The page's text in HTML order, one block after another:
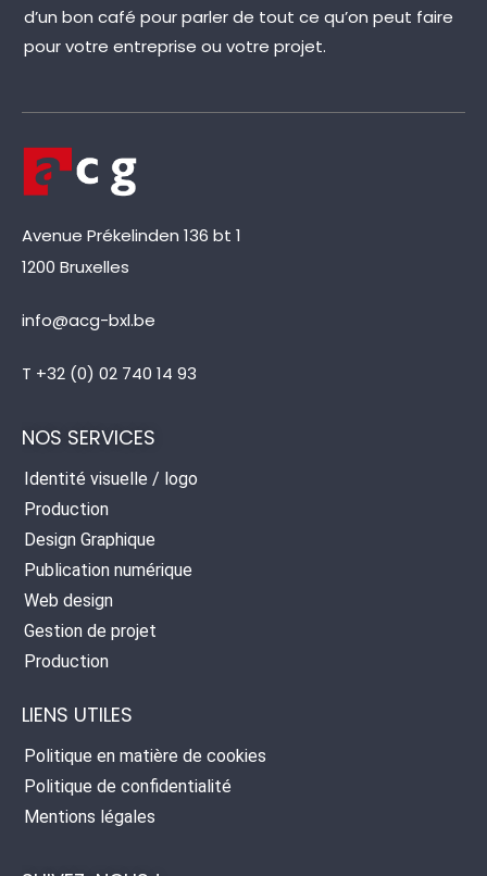
d’un bon café pour parler de tout ce qu’on peut faire
pour votre entreprise ou votre projet.
Avenue Prékelinden 136 bt 1
1200 Bruxelles
info@acg-bxl.be
T +32 (0) 02 740 14 93
NOS SERVICES
Identité visuelle / logo
Production
Design Graphique
Publication numérique
Web design
Gestion de projet
Production
LIENS UTILES
Politique en matière de cookies
Politique de confidentialité
Mentions légales